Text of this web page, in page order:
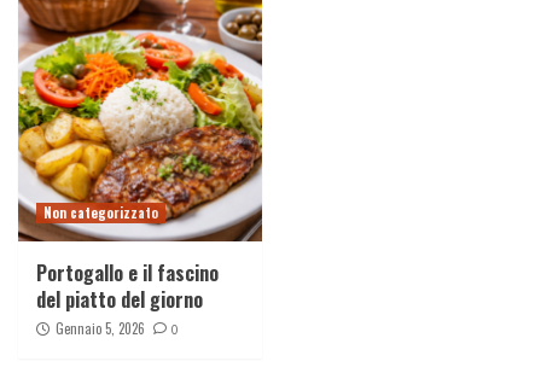
Non categorizzato
Portogallo e il fascino
del piatto del giorno
Gennaio 5, 2026 0